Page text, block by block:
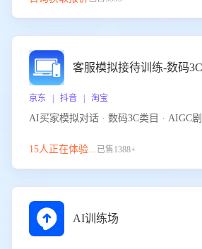
客服模拟接待训练-数码3C
京东 | 抖音 | 淘宝
AI买家模拟对话 · 数码3C类目 · AIGC
15人正在体验...已售1388+
AI训练场